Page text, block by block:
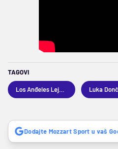
TAGOVI
Luka
Dodajte Mozzart Sport u vaš